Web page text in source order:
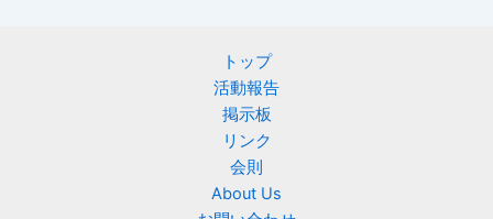
トップ
活動報告
掲示板
リンク
会則
About Us